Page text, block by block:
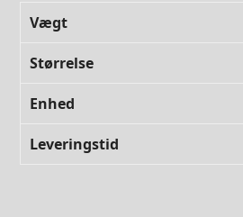
Vægt
Størrelse
Enhed
Leveringstid